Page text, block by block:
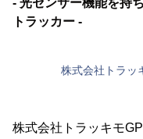
- 光センサー機能を持
トラッカー -
株式会社トラッ
株式会社トラッキモ